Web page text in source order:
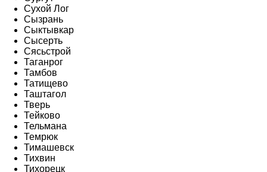
Сухой Лог
Сызрань
Сыктывкар
Сысерть
Сясьстрой
Таганрог
Тамбов
Татищево
Таштагол
Тверь
Тейково
Тельмана
Темрюк
Тимашевск
Тихвин
Тихорецк